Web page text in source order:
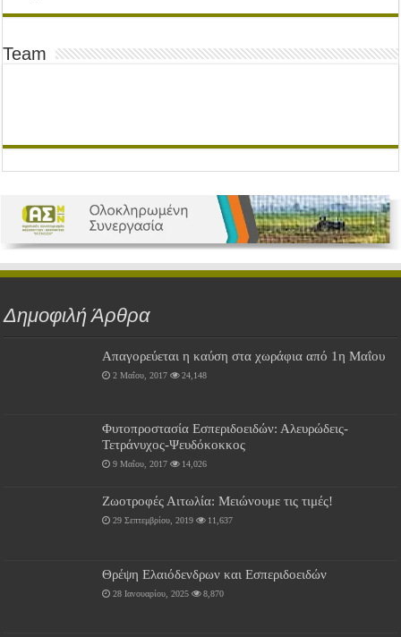
Team
Δημοφιλή Άρθρα
Απαγορεύεται η καύση στα χωράφια από 1η Μαΐου
2 Μαΐου, 2017 24,148
Φυτοπροστασία Εσπεριδοειδών: Αλευρώδεις-
Τετράνυχος-Ψευδόκοκκος
9 Μαΐου, 2017 14,026
Ζωοτροφές Αιτωλία: Μειώνουμε τις τιμές!
29 Σεπτεμβρίου, 2019 11,637
Θρέψη Ελαιόδενδρων και Εσπεριδοειδών
28 Ιανουαρίου, 2025 8,870